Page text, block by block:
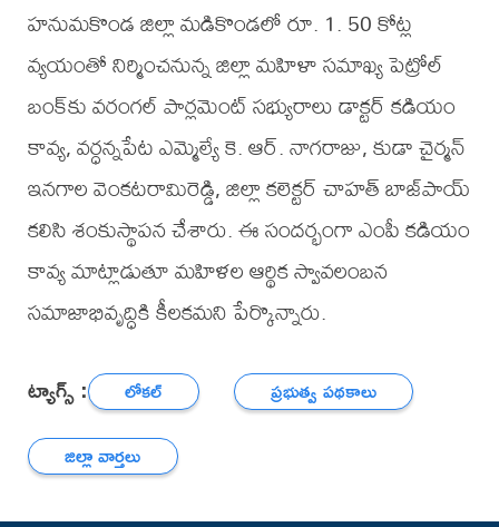
హనుమకొండ జిల్లా మడికొండలో రూ. 1. 50 కోట్ల
వ్యయంతో నిర్మించనున్న జిల్లా మహిళా సమాఖ్య పెట్రోల్
బంక్‌కు వరంగల్ పార్లమెంట్ సభ్యురాలు డాక్టర్ కడియం
కావ్య, వర్ధన్నపేట ఎమ్మెల్యే కె. ఆర్. నాగరాజు, కుడా చైర్మన్
ఇనగాల వెంకటరామిరెడ్డి, జిల్లా కలెక్టర్ చాహత్ బాజ్‌పాయ్
కలిసి శంకుస్థాపన చేశారు. ఈ సందర్భంగా ఎంపీ కడియం
కావ్య మాట్లాడుతూ మహిళల ఆర్థిక స్వావలంబన
సమాజాభివృద్ధికి కీలకమని పేర్కొన్నారు.
ట్యాగ్స్ : లోకల్
ప్రభుత్వ పథకాలు
జిల్లా వార్తలు